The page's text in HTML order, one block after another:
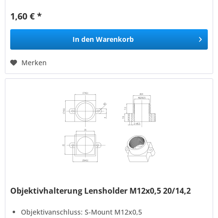
1,60 € *
In den Warenkorb
Merken
Objektivhalterung Lensholder M12x0,5 20/14,2
Objektivanschluss: S-Mount M12x0,5